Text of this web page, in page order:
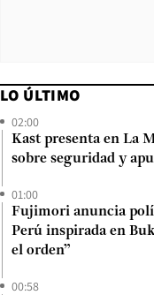
LO ÚLTIMO
02:00
Kast presenta en La
sobre seguridad y
01:00
Fujimori anuncia
Perú inspirada en
el orden”
00:58